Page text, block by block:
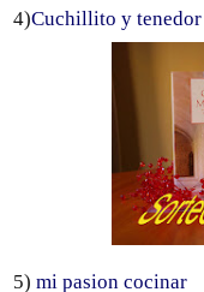
4)Cuchillito y tenedor
5) mi pasion cocinar